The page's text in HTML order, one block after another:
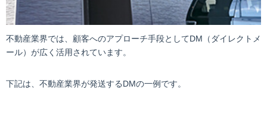
不動産業界では、顧客へのアプローチ手段としてDM（ダイレクトメ
ール）が広く活用されています。
下記は、不動産業界が発送するDMの一例です。